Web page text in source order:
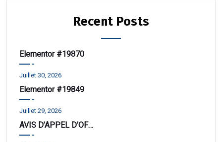
Recent Posts
Elementor #19870
Juillet 30, 2026
Elementor #19849
Juillet 29, 2026
AVIS D’APPEL D’OFFRE